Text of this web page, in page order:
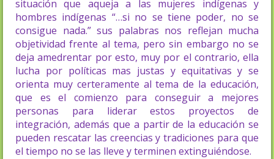
situación que aqueja a las mujeres indígenas y
hombres indígenas “…si no se tiene poder, no se
consigue nada.” sus palabras nos reflejan mucha
objetividad frente al tema, pero sin embargo no se
deja amedrentar por esto, muy por el contrario, ella
lucha por políticas mas justas y equitativas y se
orienta muy certeramente al tema de la educación,
que es el comienzo para conseguir a mejores
personas para liderar estos proyectos de
integración, además que a partir de la educación se
pueden rescatar las creencias y tradiciones para que
el tiempo no se las lleve y terminen extinguiéndose.